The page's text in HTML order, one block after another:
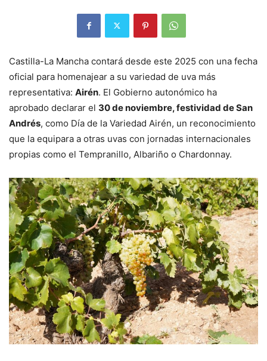
Castilla-La Mancha contará desde este 2025 con una fecha
oficial para homenajear a su variedad de uva más
representativa: Airén. El Gobierno autonómico ha
aprobado declarar el 30 de noviembre, festividad de San
Andrés, como Día de la Variedad Airén, un reconocimiento
que la equipara a otras uvas con jornadas internacionales
propias como el Tempranillo, Albariño o Chardonnay.